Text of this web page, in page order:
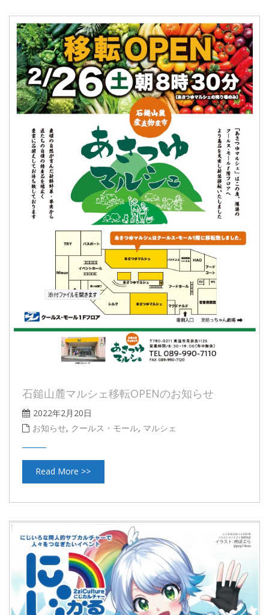
石鎚山麓マルシェ移転OPENのお知らせ
2022年2月20日
お知らせ, クールス・モール, マルシェ
Read More >>